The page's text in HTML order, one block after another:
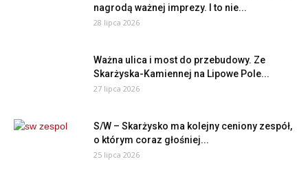
nagrodą ważnej imprezy. I to nie...
28 lipca 2026
Ważna ulica i most do przebudowy. Ze
Skarżyska-Kamiennej na Lipowe Pole...
27 lipca 2026
S/W – Skarżysko ma kolejny ceniony zespół,
o którym coraz głośniej...
25 lipca 2026